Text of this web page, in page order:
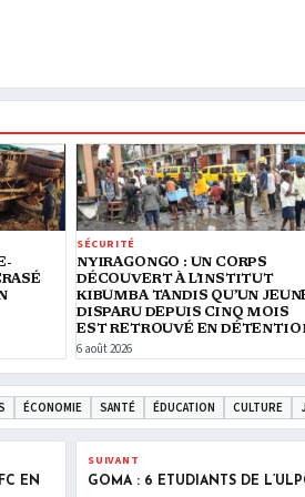
SÉCURITÉ
NYIRAGONGO : UN CORPS
DÉCOUVERT À L’INSTITUT
KIBUMBA TANDIS QU’UN
DISPARU DEPUIS CINQ MOIS
EST RETROUVÉ EN
6 août 2026
ÉCONOMIE SANTÉ ÉDUCATION CULTURE
EN
SUIVANT
GOMA : 6 ÉTUDIANTS DE